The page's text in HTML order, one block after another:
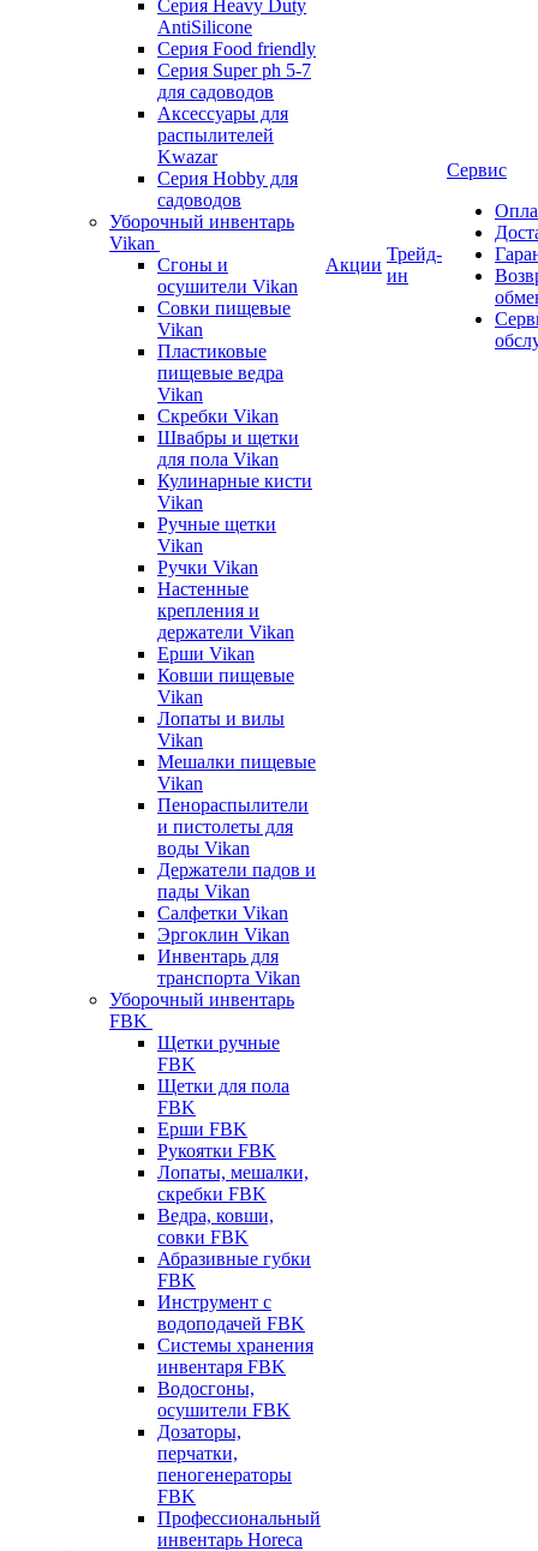
Серия Heavy Duty
AntiSilicone
Серия Food friendly
Серия Super ph 5-7
для садоводов
Аксессуары для
распылителей
Kwazar
Серия Hobby для
садоводов
Уборочный инвентарь
Vikan
Сгоны и
осушители Vikan
Совки пищевые
Vikan
Пластиковые
пищевые ведра
Vikan
Скребки Vikan
Швабры и щетки
для пола Vikan
Кулинарные кисти
Vikan
Ручные щетки
Vikan
Ручки Vikan
Настенные
крепления и
держатели Vikan
Ерши Vikan
Ковши пищевые
Vikan
Лопаты и вилы
Vikan
Мешалки пищевые
Vikan
Пенораспылители
и пистолеты для
воды Vikan
Держатели падов и
пады Vikan
Салфетки Vikan
Эргоклин Vikan
Инвентарь для
транспорта Vikan
Уборочный инвентарь
FBK
Щетки ручные
FBK
Щетки для пола
FBK
Ерши FBK
Рукоятки FBK
Лопаты, мешалки,
скребки FBK
Ведра, ковши,
совки FBK
Абразивные губки
FBK
Инструмент с
водоподачей FBK
Системы хранения
инвентаря FBK
Водосгоны,
осушители FBK
Дозаторы,
перчатки,
пеногенераторы
FBK
Профессиональный
инвентарь Horeca
Акции
Трейд-
ин
Сервис